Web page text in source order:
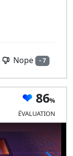
Nope - 7
86
ÉVALUATION